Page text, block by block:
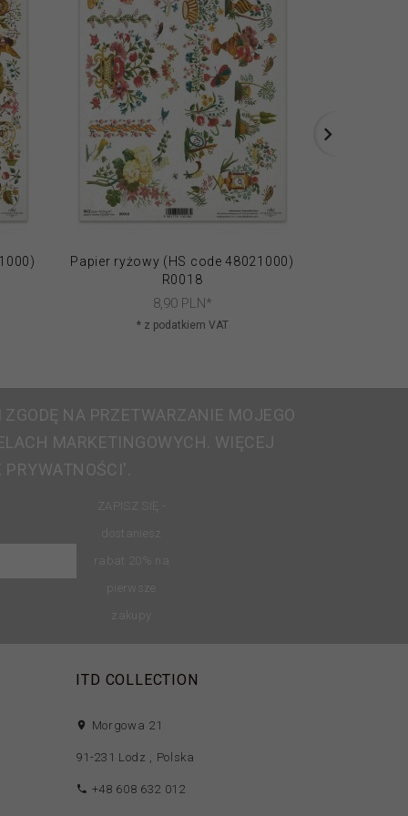
Papier ryżowy (HS code 48021000)
R0018
8,90 PLN*
* z podatkiem VAT
NA PRZETWARZANIE MOJEGO
MARKETINGOWYCH. WIĘCEJ
ZAPISZ SIĘ -
dostaniesz
rabat 20% na
pierwsze
zakupy
ITD COLLECTION
Morgowa 21
91-231 Lodz , Polska
+48 608 632 012